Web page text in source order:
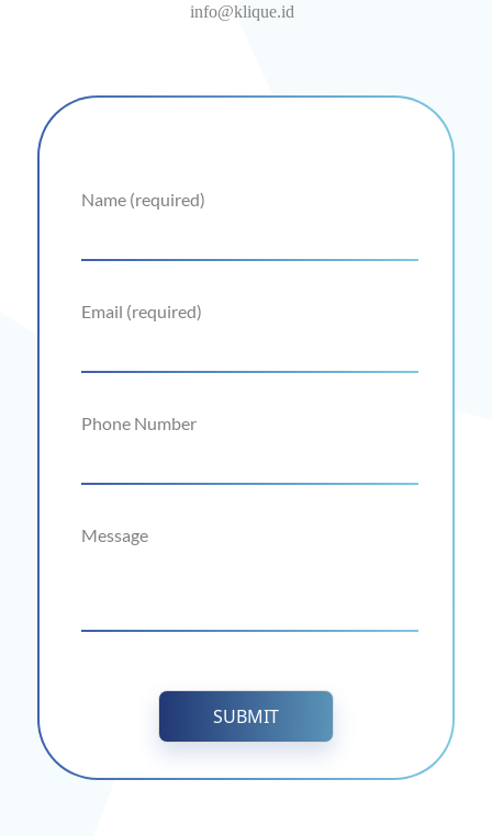
Name (required)
Email (required)
Phone Number
Message
SUBMIT
info@klique.id